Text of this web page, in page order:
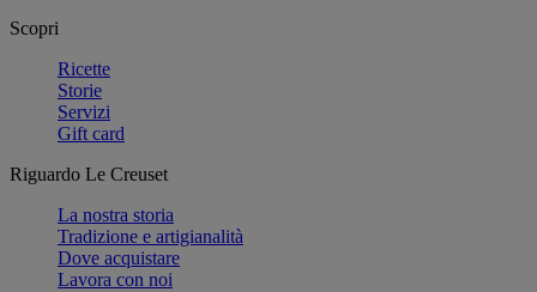
Scopri
Ricette
Storie
Servizi
Gift card
Riguardo Le Creuset
La nostra storia
Tradizione e artigianalità
Dove acquistare
Lavora con noi